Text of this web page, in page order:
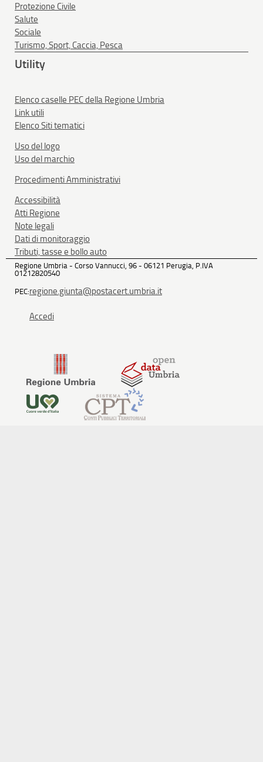
Protezione Civile
Salute
Sociale
Turismo, Sport, Caccia, Pesca
Utility
Elenco caselle PEC della Regione Umbria
Link utili
Elenco Siti tematici
Uso del logo
Uso del marchio
Procedimenti Amministrativi
Accessibilità
Atti Regione
Note legali
Dati di monitoraggio
Tributi, tasse e bollo auto
Regione Umbria - Corso Vannucci, 96 - 06121 Perugia, P.IVA
01212820540
PEC:regione.giunta@postacert.umbria.it
Accedi